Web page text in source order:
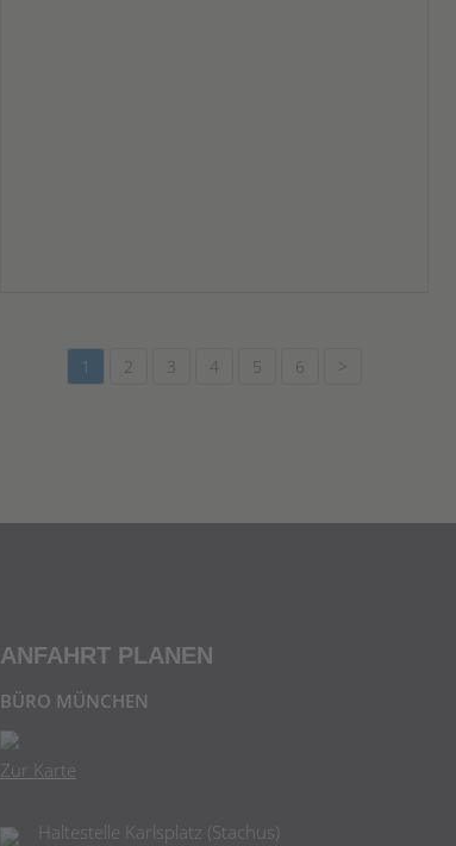
1 2 3 4 5 6 >
ANFAHRT PLANEN
BÜRO MÜNCHEN
Zur Karte
Haltestelle Karlsplatz (Stachus)